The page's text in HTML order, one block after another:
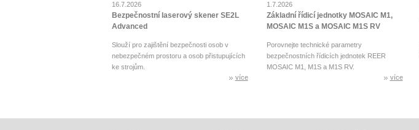
16.7.2026
Bezpečnostní laserový skener SE2L
Advanced
Slouží pro zajištění bezpečnosti osob v
nebezpečném prostoru a osob přistupujících
ke strojům.
více
1.7.2026
Základní řídicí jednotky MOSAIC M1,
MOSAIC M1S a MOSAIC M1S RV
Porovnejte technické parametry
bezpečnostních řídicích jednotek REER
MOSAIC M1, M1S a M1S RV.
více